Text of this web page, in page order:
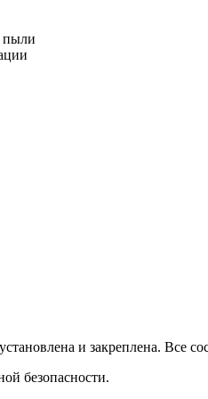
пыли
и закреплена.
безопасности.